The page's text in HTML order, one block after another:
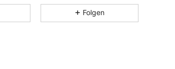
442 2.4K
Folgen